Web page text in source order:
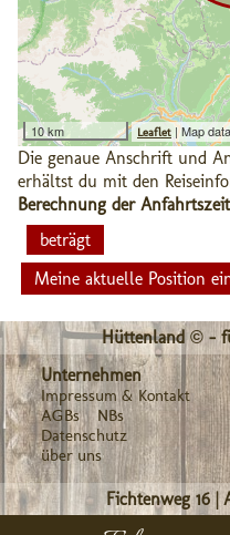
10 km Leaflet | Map
Die genaue Anschrift und
erhältst du mit den
Berechnung der
Meine aktuelle Position
Hüttenland © -
Unternehmen
Impressum & Kontakt
AGBs
NBs
Datenschutz
über uns
Fichtenweg 16|